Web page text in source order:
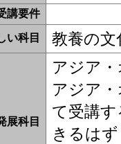
講要件
い科目 教養の文
展科目
アジア
アジア
て受講
きるはず